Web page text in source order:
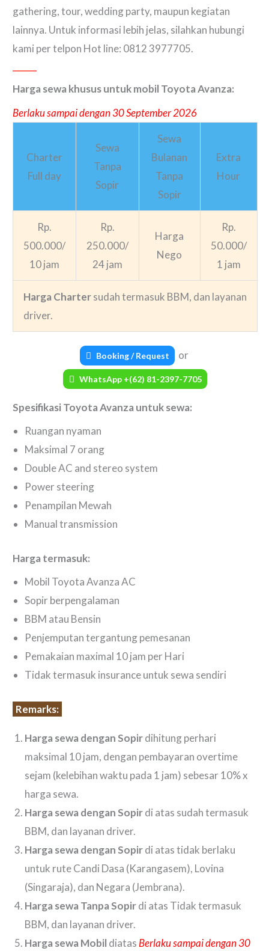
gathering, tour, wedding party, maupun kegiatan
lainnya. Untuk informasi lebih jelas, silahkan hubungi
kami per telpon Hot line: 0812 3977705.
Harga sewa khusus untuk mobil Toyota Avanza:
Berlaku sampai dengan 30 September 2026
Charter
Full day
Sewa
Tanpa
Sopir
Sewa
Bulanan
Tanpa
Sopir
Extra
Hour
Rp.
500.000/
10 jam
Rp.
250.000/
24 jam
Harga
Nego
Rp.
50.000/
1 jam
Harga Chartersudah termasuk BBM, dan layanan
driver.
Booking / Request or
WhatsApp +(62) 81-2397-7705
Spesifikasi Toyota Avanza untuk sewa:
Ruangan nyaman
Maksimal 7 orang
Double AC and stereo system
Power steering
Penampilan Mewah
Manual transmission
Harga termasuk:
Mobil Toyota Avanza AC
Sopir berpengalaman
BBM atau Bensin
Penjemputan tergantung pemesanan
Pemakaian maximal 10 jam per Hari
Tidak termasuk insurance untuk sewa sendiri
Remarks:
Harga sewa dengan Sopirdihitung perhari
maksimal 10 jam, dengan pembayaran overtime
sejam (kelebihan waktu pada 1 jam) sebesar 10% x
harga sewa.
Harga sewa dengan Sopirdi atas sudah termasuk
BBM, dan layanan driver.
Harga sewa dengan Sopirdi atas tidak berlaku
untuk rute Candi Dasa (Karangasem), Lovina
(Singaraja), dan Negara (Jembrana).
Harga sewa Tanpa Sopirdi atas Tidak termasuk
BBM, dan layanan driver.
Harga sewa Mobil diatas Berlaku sampai dengan 30